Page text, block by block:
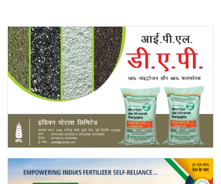
Cooperatives
International
Rural Dialogue
Ground Report
Rural Connect
Gallery
National